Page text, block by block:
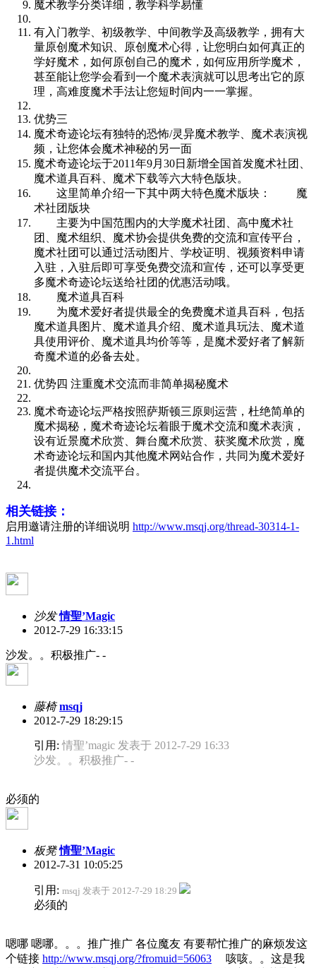
魔术教学分类详细，教学科学易懂
有入门教学、初级教学、中间教学及高级教学，拥有大
量原创魔术知识、原创魔术心得，让您明白如何真正的
学好魔术，如何原创自己的魔术，如何应用所学魔术，
甚至能让您学会看到一个魔术表演就可以思考出它的原
理，高难度魔术手法让您短时间内一一掌握。
优势三
魔术奇迹论坛有独特的恐怖/灵异魔术教学、魔术表演视
频，让您体会魔术神秘的另一面
魔术奇迹论坛于2011年9月30日新增全国首发魔术社团、
魔术道具百科、魔术下载等六大特色版块。
这里简单介绍一下其中两大特色魔术版块： 魔
术社团版块
主要为中国范围内的大学魔术社团、高中魔术社
团、魔术组织、魔术协会提供免费的交流和宣传平台，
魔术社团可以通过活动图片、学校证明、视频资料申请
入驻，入驻后即可享受免费交流和宣传，还可以享受更
多魔术奇迹论坛送给社团的优惠活动哦。
魔术道具百科
为魔术爱好者提供最全的免费魔术道具百科，包括
魔术道具图片、魔术道具介绍、魔术道具玩法、魔术道
具使用评价、魔术道具均价等等，是魔术爱好者了解新
奇魔术道的必备去处。
优势四 注重魔术交流而非简单揭秘魔术
魔术奇迹论坛严格按照萨斯顿三原则运营，杜绝简单的
魔术揭秘，魔术奇迹论坛着眼于魔术交流和魔术表演，
设有近景魔术欣赏、舞台魔术欣赏、获奖魔术欣赏，魔
术奇迹论坛和国内其他魔术网站合作，共同为魔术爱好
者提供魔术交流平台。
相关链接：
启用邀请注册的详细说明 http://www.msqj.org/thread-30314-1-
1.html
沙发 情聖’Magic
2012-7-29 16:33:15
沙发。。积极推广- -
藤椅 msqj
2012-7-29 18:29:15
引用:情聖’magic 发表于 2012-7-29 16:33
沙发。。积极推广- -
必须的
板凳 情聖’Magic
2012-7-31 10:05:25
引用: msqj 发表于 2012-7-29 18:29
必须的
嗯哪 嗯哪。。。推广推广 各位魔友 有要帮忙推广的麻烦发这
个链接 http://www.msqj.org/?fromuid=56063 咳咳。。这是我